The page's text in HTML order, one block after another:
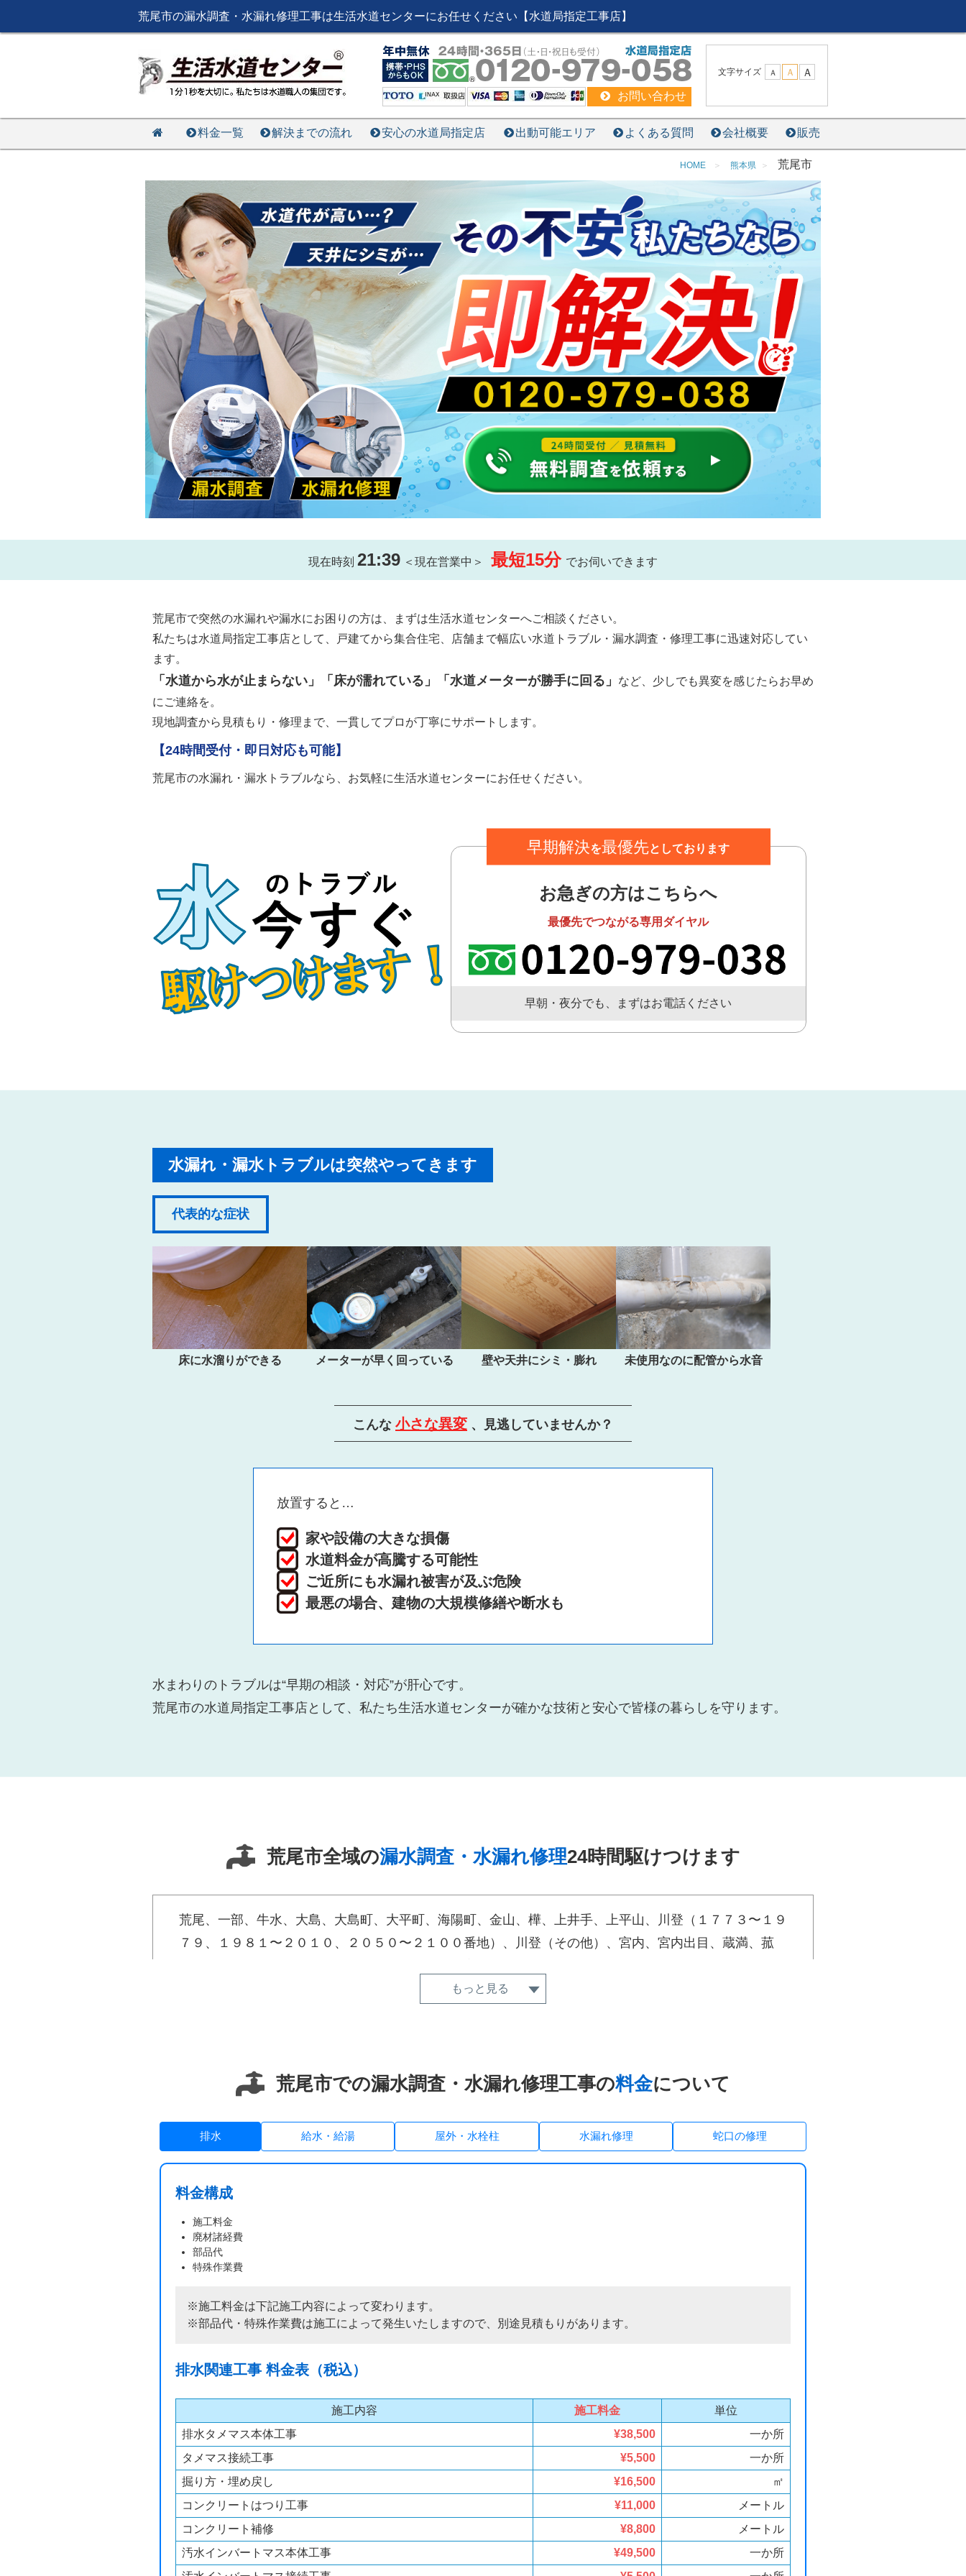
荒尾市の漏水調査・水漏れ修理工事は生活水道センターにお任せください【水道局指定工事店】
お問い合わせ
文字サイズ Ａ Ａ Ａ
料金一覧 解決までの流れ 安心の水道局指定店 出動可能エリア よくある質問 会社概要 販売
HOME 熊本県 荒尾市
現在時刻 21:39 ＜現在営業中＞ 最短15分 でお伺いできます
荒尾市で突然の水漏れや漏水にお困りの方は、まずは生活水道センターへご相談ください。
私たちは水道局指定工事店として、戸建てから集合住宅、店舗まで幅広い水道トラブル・漏水調査・修理工事に迅速対応してい
ます。
「水道から水が止まらない」「床が濡れている」「水道メーターが勝手に回る」
など、少しでも異変を感じたらお早め
にご連絡を。
現地調査から見積もり・修理まで、一貫してプロが丁寧にサポートします。
【24時間受付・即日対応も可能】
荒尾市の水漏れ・漏水トラブルなら、お気軽に生活水道センターにお任せください。
早期解決を最優先としております
お急ぎの方はこちらへ
最優先でつながる専用ダイヤル
早朝・夜分でも、まずはお電話ください
水漏れ・漏水トラブルは突然やってきます
代表的な症状
床に水溜りができる メーターが早く回っている 壁や天井にシミ・膨れ 未使用なのに配管から水音
こんな 小さな異変 、見逃していませんか？
放置すると…
家や設備の大きな損傷
水道料金が高騰する可能性
ご近所にも水漏れ被害が及ぶ危険
最悪の場合、建物の大規模修繕や断水も
水まわりのトラブルは“早期の相談・対応”が肝心です。
荒尾市の水道局指定工事店として、私たち生活水道センターが確かな技術と安心で皆様の暮らしを守ります。
荒尾市全域の漏水調査・水漏れ修理24時間駆けつけます
荒尾、一部、牛水、大島、大島町、大平町、海陽町、金山、樺、上井手、上平山、川登（１７７３〜１９
７９、１９８１〜２０１０、２０５０〜２１００番地）、川登（その他）、宮内、宮内出目、蔵満、菰
町、平山、府本、本井手、増永、万田、水野、緑ケ丘、四ツ山町
もっと見る
荒尾市での漏水調査・水漏れ修理工事の料金について
排水 給水・給湯 屋外・水栓柱 水漏れ修理 蛇口の修理
料金構成
施工料金
廃材諸経費
部品代
特殊作業費
※施工料金は下記施工内容によって変わります。
※部品代・特殊作業費は施工によって発生いたしますので、別途見積もりがあります。
排水関連工事 料金表（税込）
施工内容 施工料金
単位
排水タメマス本体工事
¥38,500
一か所
タメマス接続工事
¥5,500
一か所
掘り方・埋め戻し
¥16,500
㎡
コンクリートはつり工事
¥11,000
メートル
コンクリート補修
¥8,800
メートル
汚水インバートマス本体工事
¥49,500
一か所